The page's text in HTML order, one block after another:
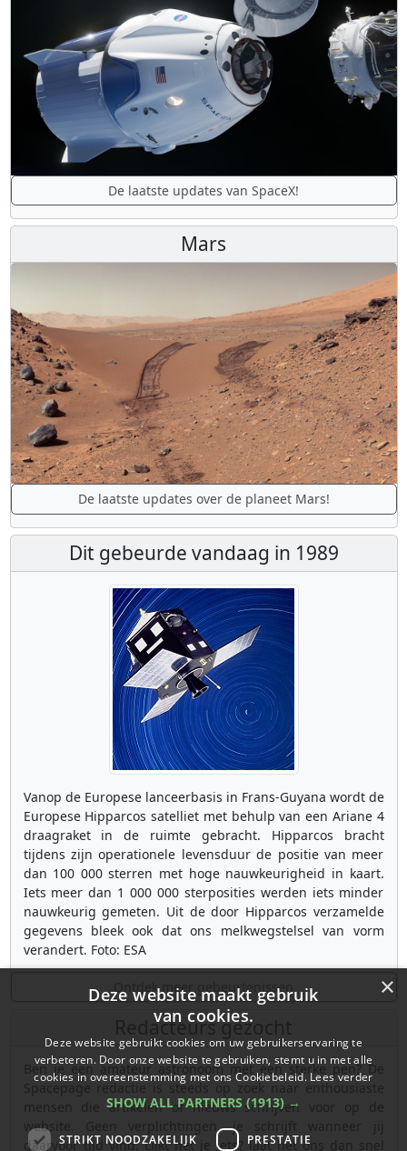
De laatste updates van SpaceX!
Mars
De laatste updates over de planeet Mars!
Dit gebeurde vandaag in 1989
Vanop de Europese lanceerbasis in Frans-Guyana wordt de
Europese Hipparcos satelliet met behulp van een Ariane 4
draagraket in de ruimte gebracht. Hipparcos bracht
tijdens zijn operationele levensduur de positie van meer
dan 100 000 sterren met hoge nauwkeurigheid in kaart.
Iets meer dan 1 000 000 sterposities werden iets minder
nauwkeurig gemeten. Uit de door Hipparcos verzamelde
gegevens bleek ook dat ons melkwegstelsel van vorm
verandert. Foto: ESA
Ontdek meer gebeurtenissen
Redacteurs gezocht
Ben je een amateur astronoom met een sterke pen? De
Spacepage redactie is steeds op zoek naar enthousiaste
mensen die artikelen of nieuws schrijven voor op de
website. Geen verplichtingen, je schrijft wanneer jij
daarvoor tijd vind. Lijkt het je iets? laat het ons dan snel
×
Deze website maakt gebruik
van cookies.
Deze website gebruikt cookies om uw gebruikerservaring te
verbeteren. Door onze website te gebruiken, stemt u in met alle
cookies in overeenstemming met ons Cookiebeleid. Lees verder
SHOW ALL PARTNERS (1913) →
STRIKT NOODZAKELIJK PRESTATIE